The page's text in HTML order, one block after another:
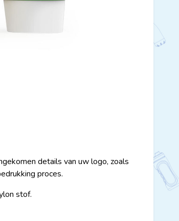
details van uw logo, zoals
proces.
stof.